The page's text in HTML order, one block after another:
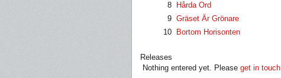
8
Hårda Ord
9 Gräset Är Grönare
10
Bortom Horisonten
Releases
Nothing entered yet. Please get in touch